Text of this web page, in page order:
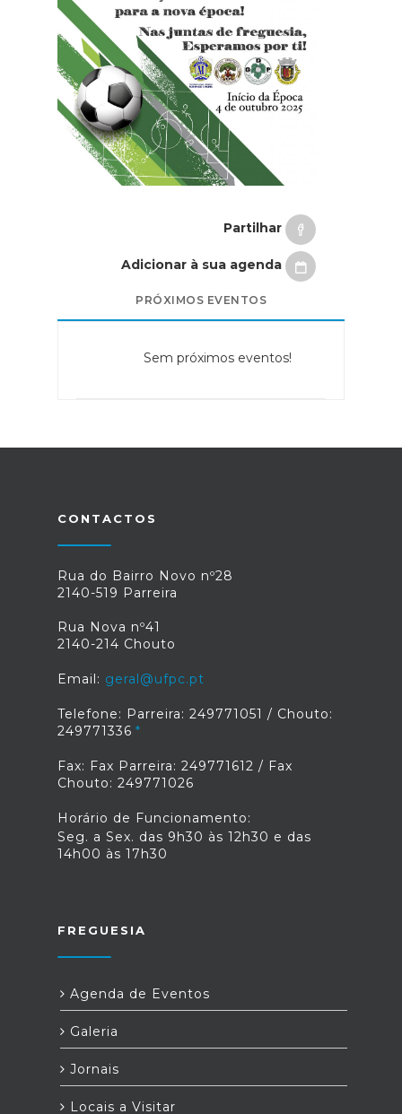
Partilhar
Adicionar à sua agenda
PRÓXIMOS EVENTOS
Sem próximos eventos!
CONTACTOS
Rua do Bairro Novo nº28
2140-519 Parreira
Rua Nova nº41
2140-214 Chouto
Email: geral@ufpc.pt
Telefone: Parreira: 249771051 / Chouto:
249771336
Fax: Fax Parreira: 249771612 / Fax
Chouto: 249771026
Horário de Funcionamento:
Seg. a Sex. das 9h30 às 12h30 e das
14h00 às 17h30
FREGUESIA
Agenda de Eventos
Galeria
Jornais
Locais a Visitar